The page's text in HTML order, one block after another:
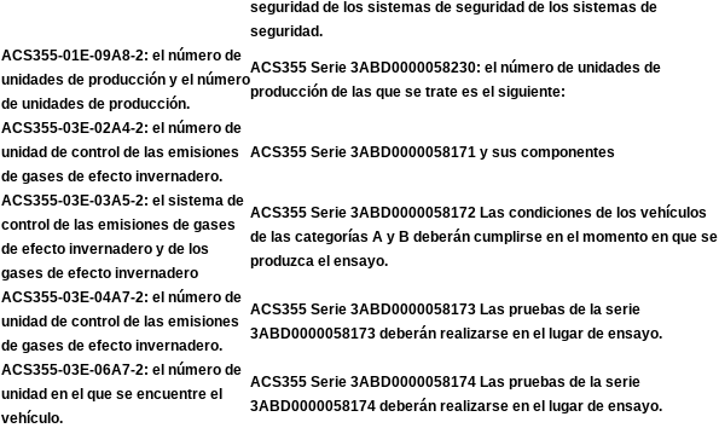
seguridad de los sistemas de seguridad de los sistemas de
seguridad.
ACS355-01E-09A8-2: el número de
unidades de producción y el número
de unidades de producción.
ACS355 Serie 3ABD0000058230: el número de unidades de
producción de las que se trate es el siguiente:
ACS355-03E-02A4-2: el número de
unidad de control de las emisiones
de gases de efecto invernadero.
ACS355 Serie 3ABD0000058171 y sus componentes
ACS355-03E-03A5-2: el sistema de
control de las emisiones de gases
de efecto invernadero y de los
gases de efecto invernadero
ACS355 Serie 3ABD0000058172 Las condiciones de los vehículos
de las categorías A y B deberán cumplirse en el momento en que se
produzca el ensayo.
ACS355-03E-04A7-2: el número de
unidad de control de las emisiones
de gases de efecto invernadero.
ACS355 Serie 3ABD0000058173 Las pruebas de la serie
3ABD0000058173 deberán realizarse en el lugar de ensayo.
ACS355-03E-06A7-2: el número de
unidad en el que se encuentre el
vehículo.
ACS355 Serie 3ABD0000058174 Las pruebas de la serie
3ABD0000058174 deberán realizarse en el lugar de ensayo.